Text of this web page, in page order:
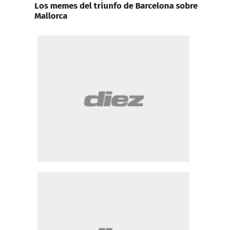
Los memes del triunfo de Barcelona sobre
Mallorca